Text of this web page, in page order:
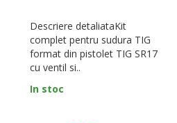
Descriere detaliataKit
complet pentru sudura TIG
format din pistolet TIG SR17
cu ventil si..
In stoc